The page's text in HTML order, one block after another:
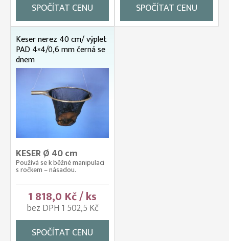
SPOČÍTAT CENU
SPOČÍTAT CENU
Keser nerez 40 cm/ výplet
PAD 4×4/0,6 mm černá se
dnem
KESER Ø 40 cm
Používá se k běžné manipulaci
s ročkem – násadou.
1 818,0 Kč / ks
bez DPH 1 502,5 Kč
SPOČÍTAT CENU